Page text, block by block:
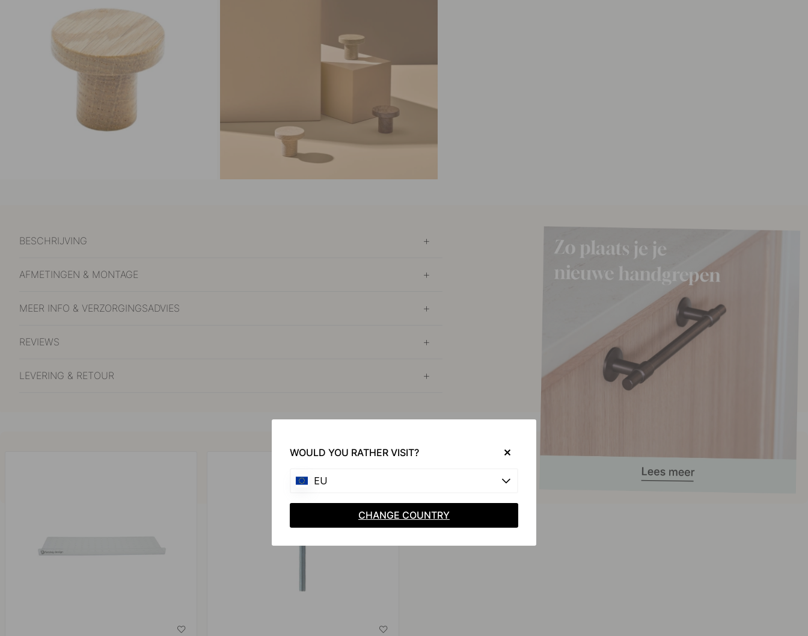
BESCHRIJVING
AFMETINGEN & MONTAGE
MEER INFO & VERZORGINGSADVIES
REVIEWS
LEVERING & RETOUR
WOULD YOU RATHER VISIT?
EU
CHANGE COUNTRY